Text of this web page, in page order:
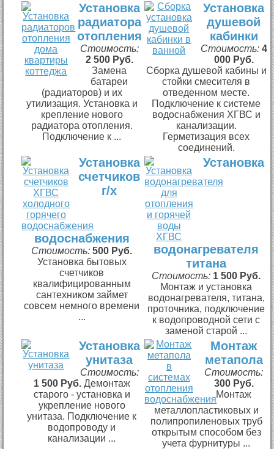
Установка
радиатора
отопления
Стоимость:
2 500 Руб.
Замена
батареи
(радиаторов) и их
утилизация. Установка и
крепление нового
радиатора отопления.
Подключение к ...
Установка
душевой
кабинки
Стоимость: 4
000 Руб.
Сборка душевой кабины и
стойки смесителя в
отведенном месте.
Подключение к системе
водоснабжения ХГВС и
канализации.
Герметизация всех
соединений.
Установка
счетчиков
г/х
водоснабжения
Стоимость:500 Руб.
Установка бытовых
счетчиков
квалифицированным
сантехником займет
совсем немного времени
...
Установка
водонагревателя
титана
Стоимость: 1 500 Руб.
Монтаж и установка
водонагревателя, титана,
проточника, подключение
к водопроводной сети с
заменой старой ...
Установка
унитаза
Стоимость:
1 500 Руб. Демонтаж
старого - установка и
укрепление нового
унитаза. Подключение к
водопроводу и
канализации ...
Монтаж
метапола
Стоимость:
300 Руб.
Монтаж
металлопластиковых и
полипропиленовых труб
открытым способом без
учета фурнитуры ...